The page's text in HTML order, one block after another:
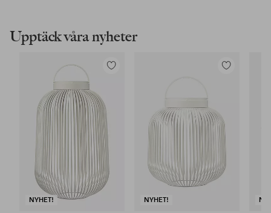
Upptäck våra nyheter
NYHET!
Lägg
favoriter
NYHET!
Lägg